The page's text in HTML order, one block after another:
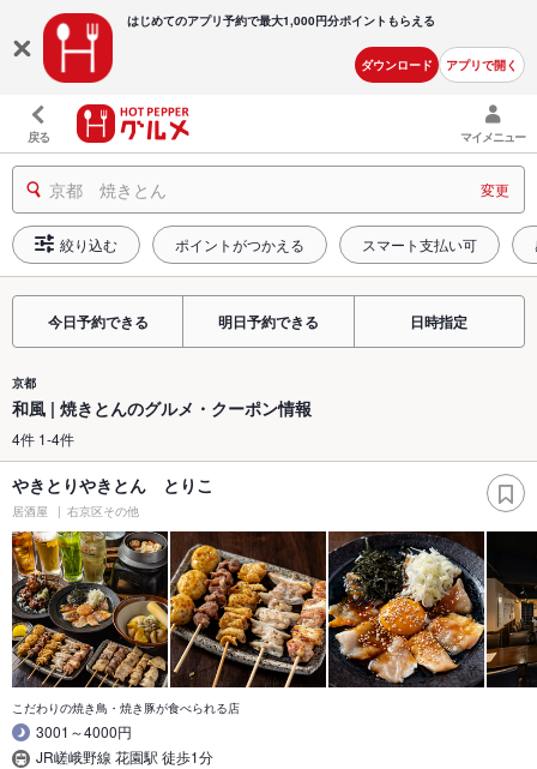
はじめてのアプリ予約で最大1,000円分ポイントもらえる
ダウンロード アプリで開く
戻る マイメニュー
京都 焼きとん 変更
絞り込む ポイントがつかえる スマート支払い可
今日予約できる 明日予約できる 日時指定
京都
和風 | 焼きとんのグルメ・クーポン情報
4件 1-4件
やきとりやきとん とりこ
居酒屋 右京区その他
こだわりの焼き鳥・焼き豚が食べられる店
3001～4000円
JR嵯峨野線 花園駅 徒歩1分